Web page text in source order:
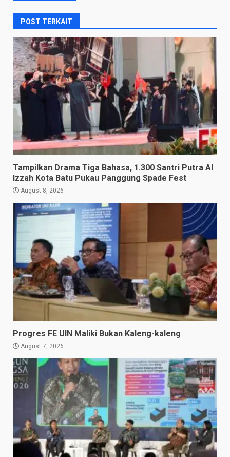
POST TERKAIT
Tampilkan Drama Tiga Bahasa, 1.300 Santri Putra Al
Izzah Kota Batu Pukau Panggung Spade Fest
August 8, 2026
Progres FE UIN Maliki Bukan Kaleng-kaleng
August 7, 2026